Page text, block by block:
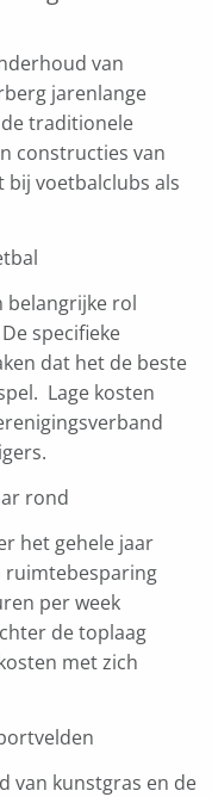
van
jarenlange
traditionele
constructies van
voetbalclubs als
belangrijke rol
specifieke
dat het de beste
Lage kosten
rond
het gehele jaar
ruimtebesparing
per week
de toplaag
met zich
van kunstgras en de